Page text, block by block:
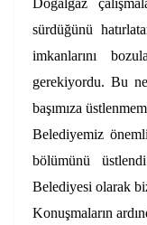
Doğalgaz
sürdüğünü
imkanlarını
gerekiyordu. Bu
başımıza
Belediyemiz
bölümünü
Belediyesi olarak
Konuşmaların